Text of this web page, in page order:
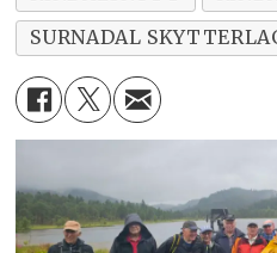
SURNADAL